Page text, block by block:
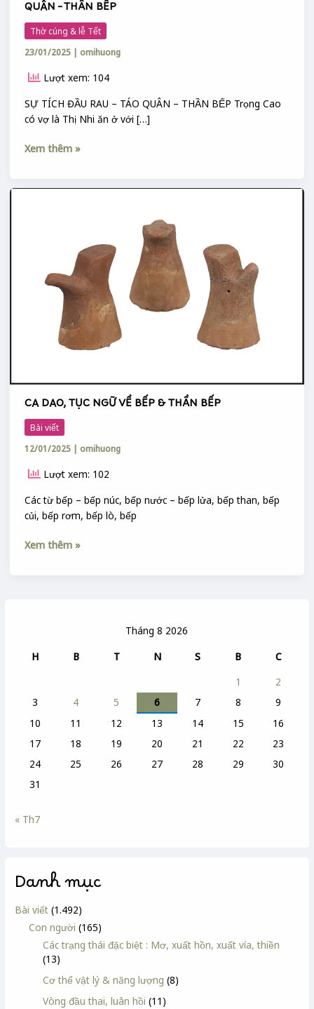
Tháng 8 2026
H
B T N S B
C
1
2
3
4 5 6 7 8
9
10
11 12 13 14 15
16
17
18 19 20 21 22
23
24
25 26 27 28 29
30
31
« Th7
Danh mục
Bài viết (1.492)
Con người (165)
Các trạng thái đặc biệt : Mơ, xuất hồn, xuất vía, thiền
(13)
Cơ thể vật lý & năng lượng (8)
Vòng đầu thai, luân hồi (11)
QUÂN – THẦN BẾP
Thờ cúng & lễ Tết
23/01/2025 | omihuong
Lượt xem: 104
SỰ TÍCH ĐẦU RAU – TÁO QUÂN – THẦN BẾP Trọng Cao
có vợ là Thị Nhi ăn ở với […]
BẾP
Xem thêm »
CA DAO, TỤC NGỮ VỀ BẾP & THẦN BẾP
Bài viết
12/01/2025 | omihuong
Lượt xem: 102
Các từ bếp – bếp núc, bếp nước – bếp lửa, bếp than, bếp
củi, bếp rơm, bếp lò, bếp
Xem thêm »